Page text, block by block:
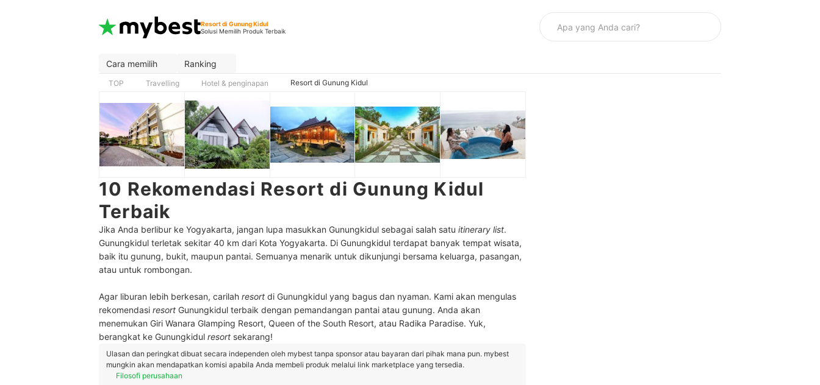
Resort di Gunung Kidul
Solusi Memilih Produk Terbaik
Cara memilih Ranking
TOP Travelling Hotel & penginapan Resort di Gunung Kidul
10 Rekomendasi Resort di Gunung Kidul
Terbaik
Jika Anda berlibur ke Yogyakarta, jangan lupa masukkan Gunungkidul sebagai salah satu itinerary list.
Gunungkidul terletak sekitar 40 km dari Kota Yogyakarta. Di Gunungkidul terdapat banyak tempat wisata,
baik itu gunung, bukit, maupun pantai. Semuanya menarik untuk dikunjungi bersama keluarga, pasangan,
atau untuk rombongan.
Agar liburan lebih berkesan, carilah resort di Gunungkidul yang bagus dan nyaman. Kami akan mengulas
rekomendasi resort Gunungkidul terbaik dengan pemandangan pantai atau gunung. Anda akan
menemukan Giri Wanara Glamping Resort, Queen of the South Resort, atau Radika Paradise. Yuk,
berangkat ke Gunungkidul resort sekarang!
Ulasan dan peringkat dibuat secara independen oleh mybest tanpa sponsor atau bayaran dari pihak mana pun. mybest
mungkin akan mendapatkan komisi apabila Anda membeli produk melalui link marketplace yang tersedia.
Filosofi perusahaan